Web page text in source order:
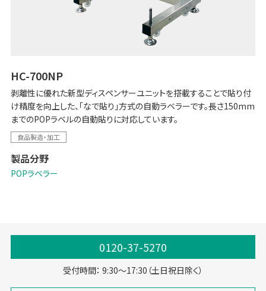
HC-700NP
剥離性に優れた新型ディスペンサーユニットを搭載することで貼り付
け精度を向上した、「なで貼り」方式の自動ラベラーです。長さ150mm
までのPOPラベルの自動貼りに対応しています。
食品製造・加工
製品分野
POPラベラー
0120-37-5270
受付時間： 9:30～17:30（土日祝日除く）